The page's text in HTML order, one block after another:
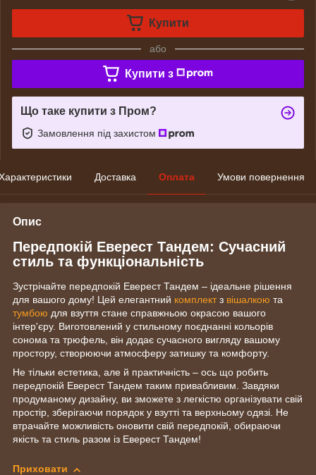
Купити
або
Купити з
Що таке купити з Пром?
Замовлення під захистом
Доставка Оплата Умови повернення
Опис
Передпокій Еверест Тандем: Сучасний
стиль та функціональність
Зустрічайте передпокій Еверест Тандем – ідеальне рішення
для вашого дому! Цей елегантний комплектз вішалкою та
тумбою для взуття стане справжньою окрасою вашого
інтер'єру. Виготовлений у стильному поєднанні кольорів
сонома та трюфель, він додає сучасного вигляду вашому
простору, створюючи атмосферу затишку та комфорту.
Не тільки естетика, але й практичність – ось що робить
передпокій Еверест Тандем таким привабливим. Завдяки
продуманому дизайну, ви зможете з легкістю організувати свій
простір, зберігаючи порядок у взутті та верхньому одязі. Не
втрачайте можливість оновити свій передпокій, обираючи
якість та стиль разом із Еверест Тандем!
Приховати